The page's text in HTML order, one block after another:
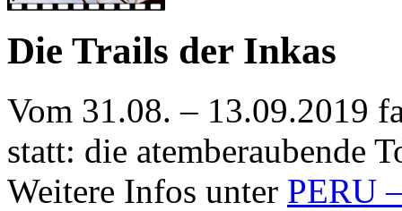
Die Trails der Inkas
Vom 31.08. – 13.09.2019
statt: die atemberaubende
Weitere Infos unter PERU